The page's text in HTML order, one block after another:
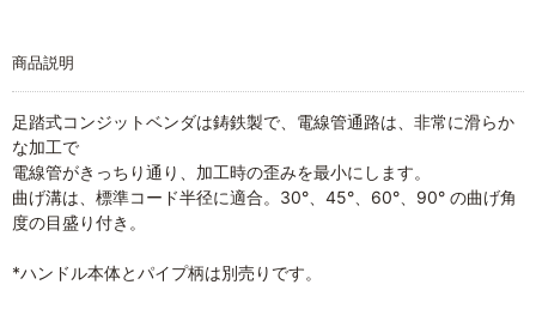
商品説明
足踏式コンジットベンダは鋳鉄製で、電線管通路は、非常に滑らか
な加工で
電線管がきっちり通り、加工時の歪みを最小にします。
曲げ溝は、標準コード半径に適合。30°、45°、60°、90° の曲げ角
度の目盛り付き。
*ハンドル本体とパイプ柄は別売りです。